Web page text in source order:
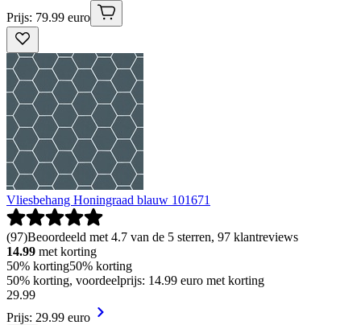
Prijs: 79.99 euro
Vliesbehang Honingraad blauw 101671
(97)Beoordeeld met 4.7 van de 5 sterren, 97 klantreviews
14.99 met korting
50% korting50% korting
50% korting, voordeelprijs: 14.99 euro met korting
29.99
Prijs: 29.99 euro